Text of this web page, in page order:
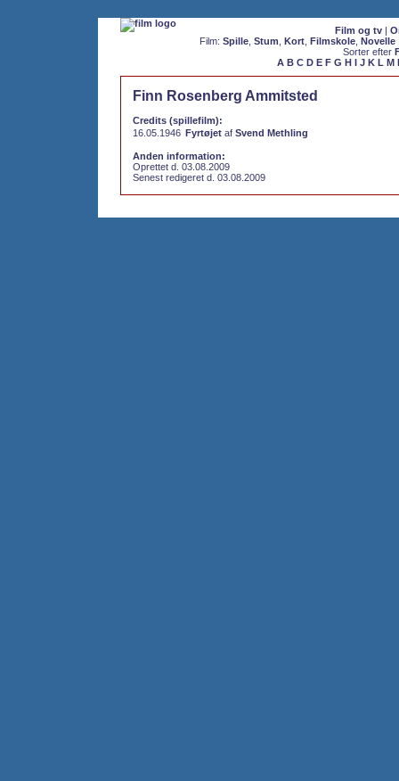
Film og tv|
Film: Spille, Stum Kort, Filmskole, Novelle
Sorter efter
A B C D E F G H I J K L M
Finn Rosenberg Ammitsted
Credits (spillefilm):
16.05.1946 Fyrtøjet af Svend Methling
Anden information:
Oprettet d. 03.08.2009
Senest redigeret d. 03.08.2009